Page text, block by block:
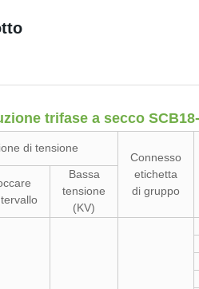
trifase a secco
di tensione
Connesso
etichetta
di gruppo
Bassa
tensione
(KV)